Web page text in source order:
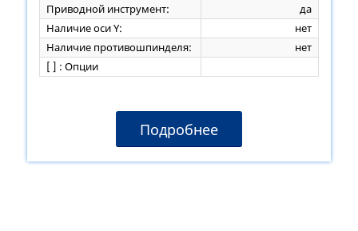
Приводной инструмент:
да
Наличие оси Y:
нет
Наличие противошпинделя:
нет
[ ] : Опции
Подробнее